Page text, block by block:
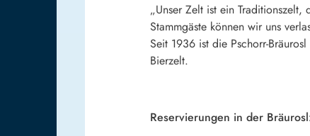
„Unser Zelt ist ein
Stammgäste können wir uns
Seit 1936 ist die Pschorr-
Bierzelt.
Reservierungen in der